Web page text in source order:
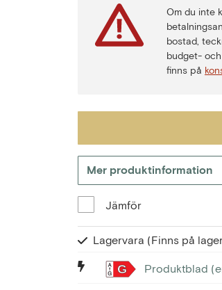
Om du inte
bostad,
budget-
finns på
Mer produktinformation
Jämför
Lagervara (Finns på
G Produktblad